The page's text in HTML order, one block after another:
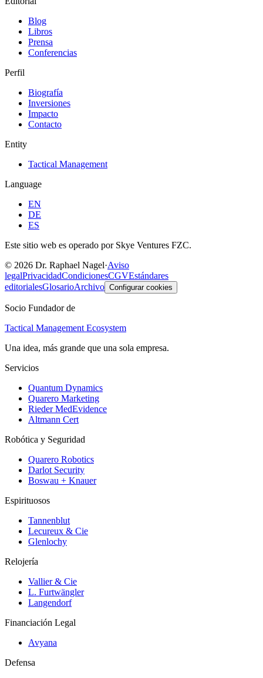
Blog
Libros
Prensa
Conferencias
Perfil
Biografía
Inversiones
Impacto
Contacto
Entity
Tactical Management
Language
EN
DE
ES
Este sitio web es operado por Skye Ventures FZC.
© 2026 Dr. Raphael Nagel·Aviso
legalPrivacidadCondicionesCGVEstándares
editorialesGlosarioArchivo Configurar cookies
Socio Fundador de
Tactical Management Ecosystem
Una idea, más grande que una sola empresa.
Servicios
Quantum Dynamics
Quarero Marketing
Rieder MedEvidence
Altmann Cert
Robótica y Seguridad
Quarero Robotics
Darlot Security
Boswau + Knauer
Espirituosos
Tannenblut
Lecureux & Cie
Glenlochy
Relojería
Vallier & Cie
L. Furtwängler
Langendorf
Financiación Legal
Avyana
Defensa